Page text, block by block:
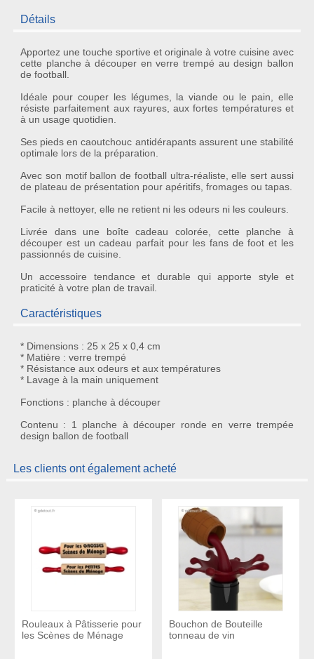
Détails
Apportez une touche sportive et originale à votre cuisine avec
cette planche à découper en verre trempé au design ballon
de football.
Idéale pour couper les légumes, la viande ou le pain, elle
résiste parfaitement aux rayures, aux fortes températures et
à un usage quotidien.
Ses pieds en caoutchouc antidérapants assurent une stabilité
optimale lors de la préparation.
Avec son motif ballon de footballultra-réaliste, elle sert aussi
de plateau de présentation pour apéritifs, fromages ou tapas.
Facile à nettoyer, elle ne retient ni les odeurs ni les couleurs.
Livrée dans une boîte cadeau colorée, cette planche à
découper est uncadeau parfait pour les fans de foot et les
passionnés de cuisine.
Un accessoire tendance et durable qui apporte style et
praticité à votre plan de travail.
Caractéristiques
* Dimensions : 25 x 25 x 0,4 cm
* Matière : verre trempé
* Résistance aux odeurs et aux températures
* Lavage à la main uniquement
Fonctions : planche à découper
Contenu : 1 planche à découper ronde en verre trempée
design ballon de football
Les clients ont également acheté
Rouleaux à Pâtisserie pour
les Scènes de Ménage
Bouchon de Bouteille
tonneau de vin